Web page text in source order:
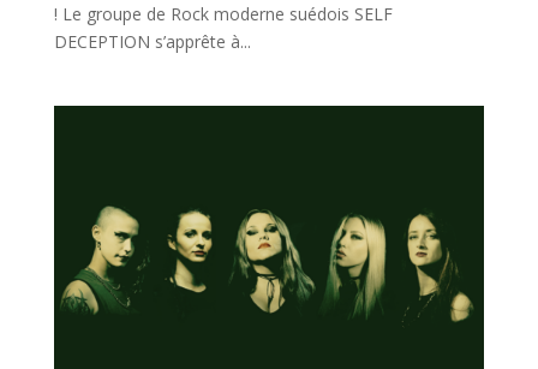
! Le groupe de Rock moderne suédois SELF
DECEPTION s’apprête à...